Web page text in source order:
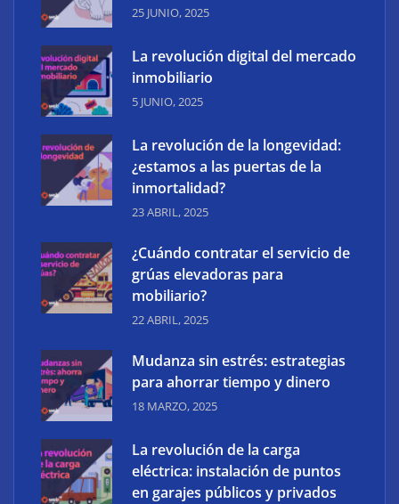
Reformas integrales: la nueva forma de entender la
transformación de espacios
¿Qué son los antimicóticos para pies? Todo sobre
ellos
25 JUNIO, 2025
La revolución digital del mercado
inmobiliario
5 JUNIO, 2025
La revolución de la longevidad:
¿estamos a las puertas de la
inmortalidad?
23 ABRIL, 2025
¿Cuándo contratar el servicio de
grúas elevadoras para
mobiliario?
22 ABRIL, 2025
Mudanza sin estrés: estrategias
para ahorrar tiempo y dinero
18 MARZO, 2025
La revolución de la carga
eléctrica: instalación de puntos
en garajes públicos y privados